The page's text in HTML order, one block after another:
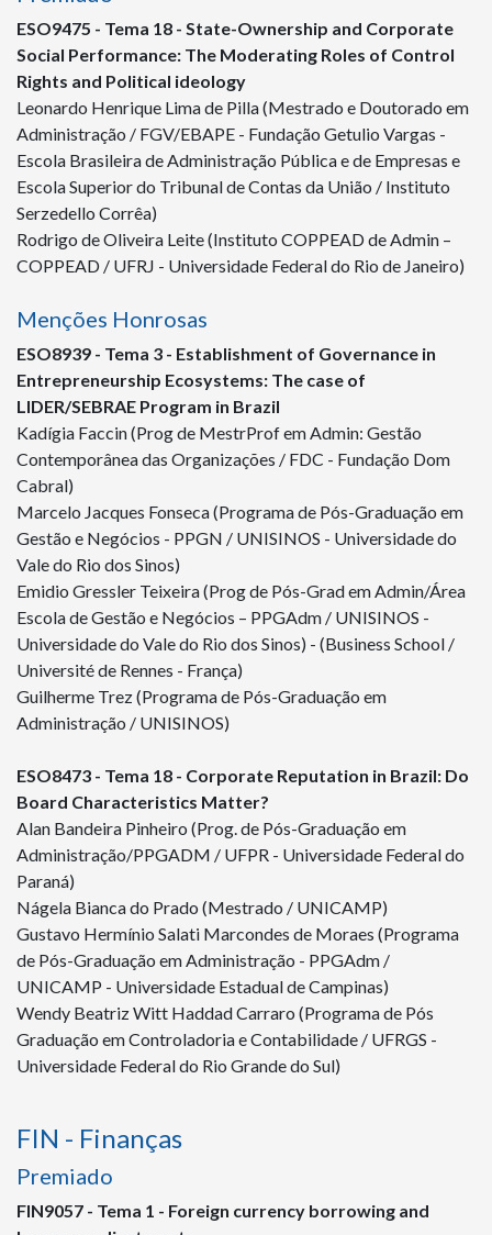
ESO9475 - Tema 18 - State-Ownership and Corporate
Social Performance: The Moderating Roles of Control
Rights and Political ideology
Leonardo Henrique Lima de Pilla (Mestrado e Doutorado em
Administração / FGV/EBAPE - Fundação Getulio Vargas -
Escola Brasileira de Administração Pública e de Empresas e
Escola Superior do Tribunal de Contas da União / Instituto
Serzedello Corrêa)
Rodrigo de Oliveira Leite (Instituto COPPEAD de Admin –
COPPEAD / UFRJ - Universidade Federal do Rio de Janeiro)
Menções Honrosas
ESO8939 - Tema 3 - Establishment of Governance in
Entrepreneurship Ecosystems: The case of
LIDER/SEBRAE Program in Brazil
Kadígia Faccin (Prog de MestrProf em Admin: Gestão
Contemporânea das Organizações / FDC - Fundação Dom
Cabral)
Marcelo Jacques Fonseca (Programa de Pós-Graduação em
Gestão e Negócios - PPGN / UNISINOS - Universidade do
Vale do Rio dos Sinos)
Emidio Gressler Teixeira (Prog de Pós-Grad em Admin/Área
Escola de Gestão e Negócios – PPGAdm / UNISINOS -
Universidade do Vale do Rio dos Sinos) - (Business School /
Université de Rennes - França)
Guilherme Trez (Programa de Pós-Graduação em
Administração / UNISINOS)
ESO8473 - Tema 18 - Corporate Reputation in Brazil: Do
Board Characteristics Matter?
Alan Bandeira Pinheiro (Prog. de Pós-Graduação em
Administração/PPGADM / UFPR - Universidade Federal do
Paraná)
Nágela Bianca do Prado (Mestrado / UNICAMP)
Gustavo Hermínio Salati Marcondes de Moraes (Programa
de Pós-Graduação em Administração - PPGAdm /
UNICAMP - Universidade Estadual de Campinas)
Wendy Beatriz Witt Haddad Carraro (Programa de Pós
Graduação em Controladoria e Contabilidade / UFRGS -
Universidade Federal do Rio Grande do Sul)
FIN - Finanças
Premiado
FIN9057 - Tema 1 - Foreign currency borrowing and